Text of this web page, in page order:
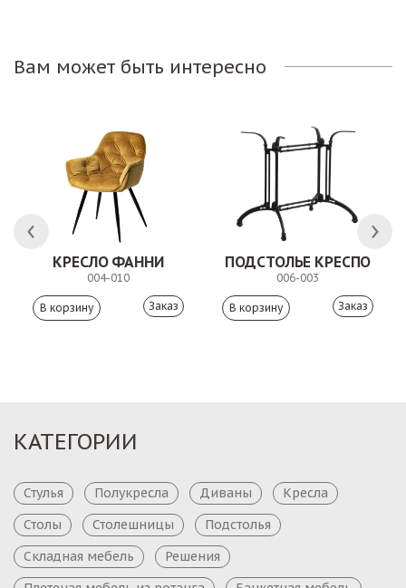
Вам может быть интересно
КРЕСЛО ФАННИ
004-010
Заказ
ПОДСТОЛЬЕ КРЕСПО
006-003
Заказ
КАТЕГОРИИ
Стулья Полукресла Диваны
Кресла
Столы
Столешницы
Подстолья
Складная мебель
Решения